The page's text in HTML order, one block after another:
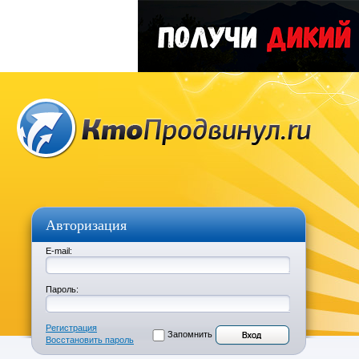
Авторизация
E-mail:
Пароль:
Регистрация
Восстановить пароль
Запомнить